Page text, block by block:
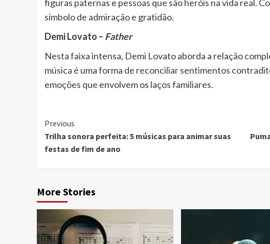
figuras paternas e pessoas que são heróis na vida real.
símbolo de admiração e gratidão.
Demi Lovato – Father
Nesta faixa intensa, Demi Lovato aborda a relação
música é uma forma de reconciliar sentimentos
emoções que envolvem os laços familiares.
Continue
Reading
Previous
Trilha sonora perfeita: 5 músicas para animar suas
festas de fim de ano
More Stories